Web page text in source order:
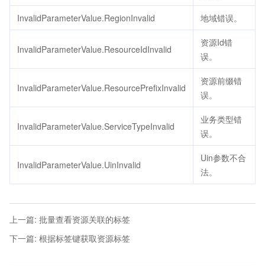
InvalidParameterValue.RegionInvalid 地域错误。
InvalidParameterValue.ResourceIdInvalid
资源Id错
误。
InvalidParameterValue.ResourcePrefixInvalid
资源前缀错
误。
InvalidParameterValue.ServiceTypeInvalid
业务类型错
误。
InvalidParameterValue.UinInvalid
Uin参数不合
法。
上一篇: 批量查看资源关联的标签
下一篇: 根据标签键获取资源标签